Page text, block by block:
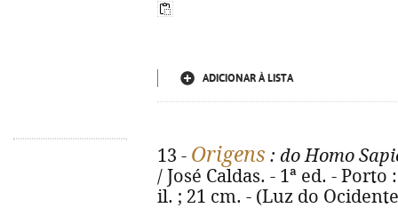
ADICIONAR À LISTA
13 - Origens : do Homo
/ José Caldas. - 1ª ed. -
il. ; 21 cm. - (Luz do